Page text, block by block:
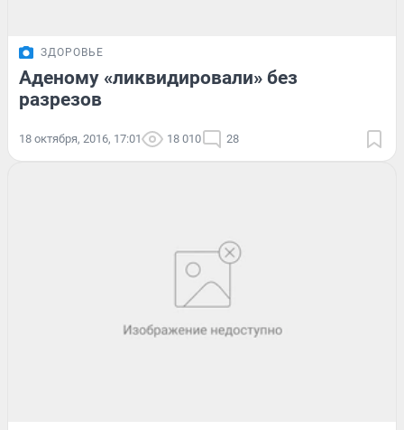
ЗДОРОВЬЕ
Аденому «ликвидировали» без
разрезов
18 октября, 2016, 17:01 18 010 28